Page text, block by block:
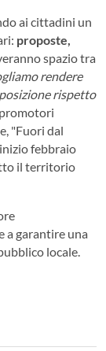
ai cittadini un
proposte,
spazio tra
rendere
rispetto
"Fuori dal
febbraio
il territorio
a garantire una
locale.